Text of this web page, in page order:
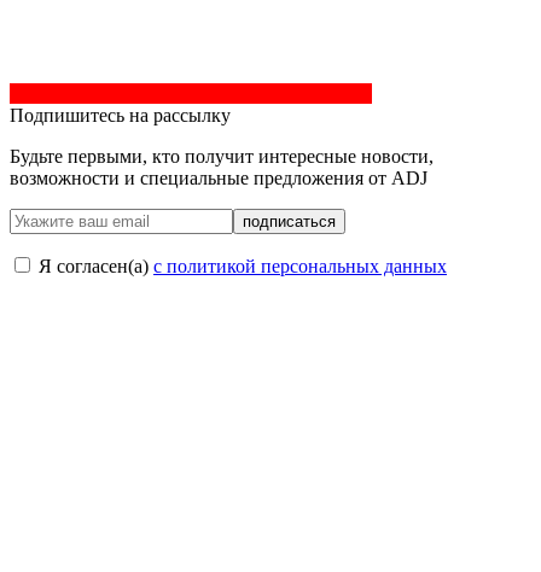
Подпишитесь на рассылку
Будьте первыми, кто получит интересные новости,
возможности и специальные предложения от ADJ
подписаться
Я согласен(a) с политикой персональных данных